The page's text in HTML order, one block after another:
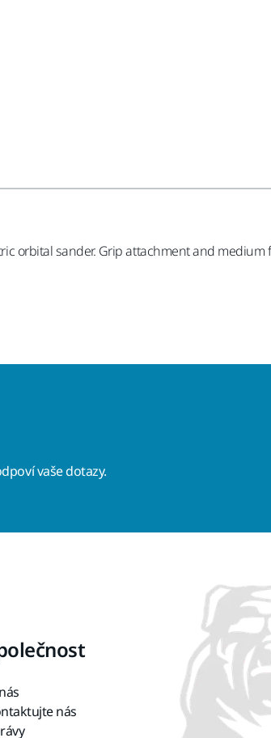
orbital sander. Grip attachment and medium
vaše dotazy.
nás